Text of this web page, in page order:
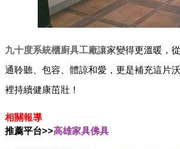
九十度系統櫃廚具工廠讓家變得更溫暖，
通聆聽、包容、體諒和愛，更是補充這片
裡持續健康茁壯！
相關報導
推薦平台>>高雄家具佛具